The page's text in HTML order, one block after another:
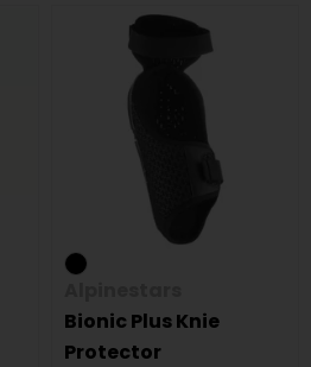
Bionic Plus Knie
Protector